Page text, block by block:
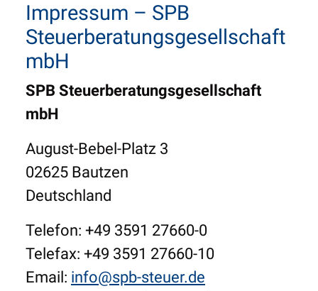
Impressum – SPB
Steuerberatungsgesellschaft
mbH
SPB Steuerberatungsgesellschaft
mbH
August-Bebel-Platz 3
02625 Bautzen
Deutschland
Telefon: +49 3591 27660-0
Telefax: +49 3591 27660-10
Email: info@spb-steuer.de